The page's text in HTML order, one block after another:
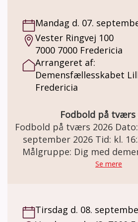
bjaelken/
komme videre med sit
gået i stå.
Mandag d. 07.
Vester Ringvej 100
7000 7000 Fredericia
Arrangeret af:
Demensfællesskabet
Fredericia
Fodbold på tværs
Fodbold på tværs 2026 Dato: Mandag den 7.
september 2026 Tid: kl. 16:30 Mødested:
Fredericia Idrætscenter hal 5
Ringvej 100, 7000 Fredericia Fodbold
Frivilligcenter Fredericia
Målgruppe: Dig med
Se mere
Tirsdag d. 08.